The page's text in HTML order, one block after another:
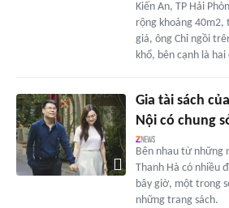
Kiến An, TP Hải
rộng khoảng 40m2,
giá, ông Chỉ ngồi
khổ, bên cạnh là
Gia tài sách
Nội có chung
Bên nhau từ những
Thanh Hà có nhiều
bây giờ, một trong
những trang sách.